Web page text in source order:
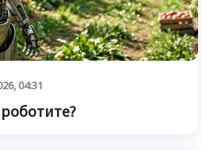
04:31